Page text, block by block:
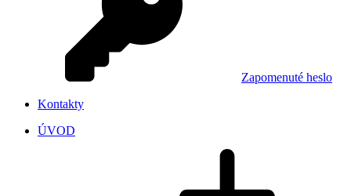
Zapomenuté heslo
Kontakty
ÚVOD